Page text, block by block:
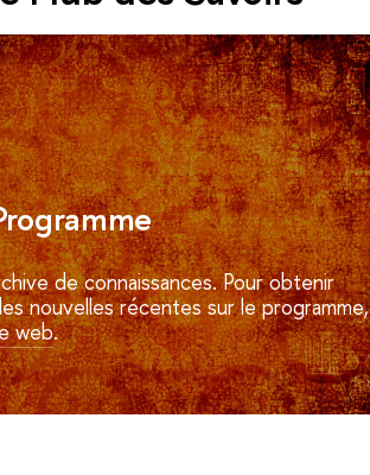
de connaissances. Pour obtenir
nouvelles récentes sur le programme,
web.